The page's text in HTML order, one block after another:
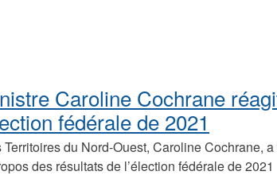
Caroline Cochrane
fédérale de 2021
du Nord-Ouest, Caroline Cochrane,
des résultats de l’élection fédérale de 2021